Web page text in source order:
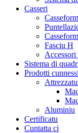
Casseri
Fasciu H
Accessori
Sistema di
Prodotti cunnessi
Aluminiu
Certificatu
Cuntatta ci